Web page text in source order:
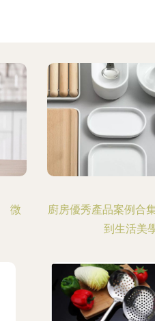
微
廚房優秀產品案例合
到生活美